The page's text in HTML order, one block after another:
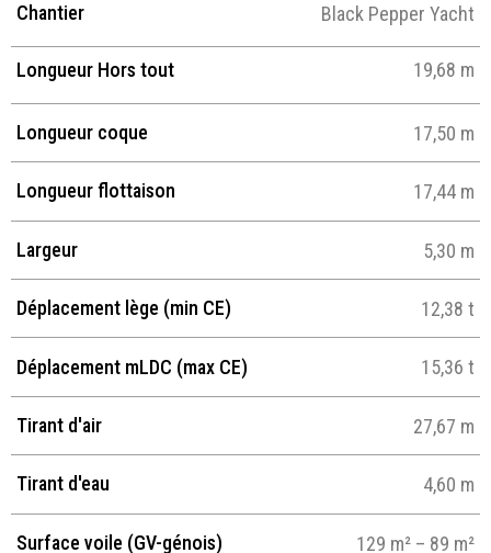
Chantier Black Pepper Yacht
Longueur Hors tout 19,68 m
Longueur coque 17,50 m
Longueur flottaison 17,44 m
Largeur 5,30 m
Déplacement lège (min CE) 12,38 t
Déplacement mLDC (max CE) 15,36 t
Tirant d'air 27,67 m
Tirant d'eau 4,60 m
Surface voile (GV-génois) 129 m² – 89 m²